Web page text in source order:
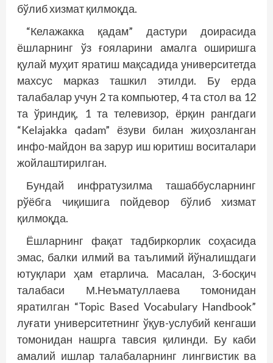
бўлиб хизмат қилмоқда.
“Келажакка қадам” дастури доирасида
ёшларнинг ўз ғояларини амалга оширишга
қулай муҳит яратиш мақсадида университетда
махсус марказ ташкил этилди. Бу ерда
талабалар учун 2 та компьютер, 4 та стол ва 12
та ўриндиқ, 1 та телевизор, ёрқин рангдаги
“Kelajakka qadam” ёзуви билан жиҳозланган
инфо-майдон ва зарур иш юритиш воситалари
жойлаштирилган.
Бундай инфратузилма ташаббусларнинг
рўёбга чиқишига пойдевор бўлиб хизмат
қилмоқда.
Ёшларнинг фақат тадбиркорлик соҳасида
эмас, балки илмий ва таълимий йўналишдаги
ютуқлари ҳам етарлича. Масалан, 3-босқич
талабаси М.Неъматуллаева томонидан
яратилган “Topic Based Vocabulary Handbook”
луғати университетнинг ўқув-услубий кенгаши
томонидан нашрга тавсия қилинди. Бу каби
амалий ишлар талабаларнинг лингвистик ва